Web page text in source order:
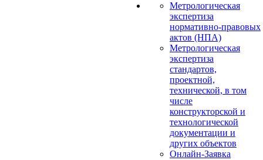
Метрологическая
экспертиза
нормативно-правовых
актов (НПА)
Метрологическая
экспертиза
стандартов,
проектной,
технической, в том
числе
конструкторской и
технологической
документации и
других объектов
Онлайн-Заявка